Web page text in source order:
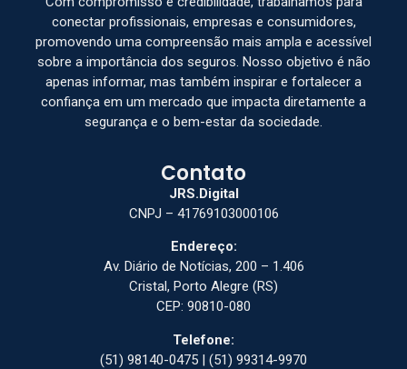
conectar profissionais, empresas e consumidores,
promovendo uma compreensão mais ampla e acessível
sobre a importância dos seguros. Nosso objetivo é não
apenas informar, mas também inspirar e fortalecer a
confiança em um mercado que impacta diretamente a
segurança e o bem-estar da sociedade.
Contato
JRS.Digital
CNPJ – 41769103000106
Endereço:
Av. Diário de Notícias, 200 – 1.406
Cristal, Porto Alegre (RS)
CEP: 90810-080
Telefone:
(51) 98140-0475 | (51) 99314-9970